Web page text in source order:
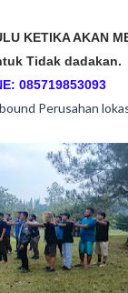
KETIKA AKAN
Tidak dadakan.
085719853093
Perusahan